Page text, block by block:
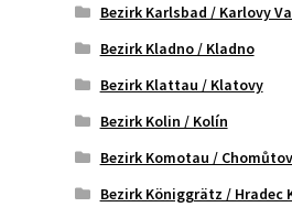
Bezirk Karlsbad / Karlovy
Bezirk Kladno / Kladno
Bezirk Klattau / Klatovy
Bezirk Kolin / Kolín
Bezirk Komotau / Chomůtov
Bezirk Königgrätz / Hradec